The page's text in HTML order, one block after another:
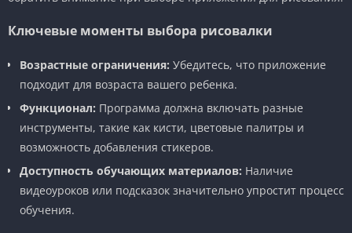
Ключевые моменты выбора рисовалки
Возрастные ограничения: Убедитесь, что приложение
подходит для возраста вашего ребенка.
Функционал: Программа должна включать разные
инструменты, такие как кисти, цветовые палитры и
возможность добавления стикеров.
Доступность обучающих материалов: Наличие
видеоуроков или подсказок значительно упростит процесс
обучения.